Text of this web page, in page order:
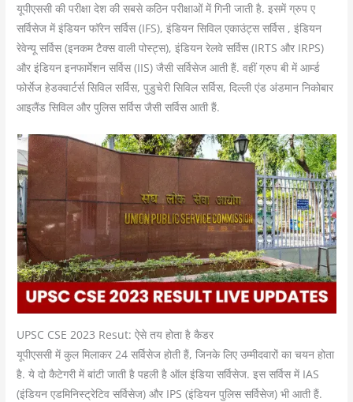
यूपीएससी की परीक्षा देश की सबसे कठ‍िन परीक्षाओं में गिनी जाती है. इसमें ग्रुप ए
सर्विसेज में इंडियन फॉरेन सर्विस (IFS), इंडियन सिविल एकाउंट्स सर्विस , इंडियन
रेवेन्यू सर्विस (इनकम टैक्स वाली पोस्ट्स), इंडियन रेलवे सर्विस (IRTS और IRPS)
और इंडियन इनफार्मेशन सर्विस (IIS) जैसी सर्विसेज आती हैं. वहीं ग्रुप बी में आर्म्ड
फोर्सेज हेडक्वार्टर्स सिविल सर्विस, पुडुचेरी सिविल सर्विस, दिल्ली एंड अंडमान निकोबार
आइलैंड सिविल और पुलिस सर्विस जैसी सर्विस आती हैं.
UPSC CSE 2023 Resut: ऐसे तय होता है कैडर
यूपीएससी में कुल मिलाकर 24 सर्विसेज होती हैं, जिनके लिए उम्मीदवारों का चयन होता
है. ये दो कैटेगरी में बांटी जाती है पहली है ऑल इंडिया सर्विसेज. इस सर्विस में IAS
(इंडियन एडमिनिस्ट्रेटिव सर्विसेज) और IPS (इंडियन पुलिस सर्विसेज) भी आती हैं.